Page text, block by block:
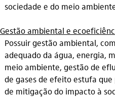
sociedade e do meio
Gestão ambiental e
Possuir gestão ambiental,
adequado da água, energia,
meio ambiente, gestão de
de gases de efeito estufa
de mitigação do impacto à